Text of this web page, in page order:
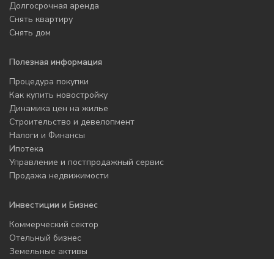
Долгосрочная аренда
Снять квартиру
Снять дом
Полезная информация
Процедура покупки
Как купить новостройку
Динамика цен на жилье
Строительство и девелопмент
Налоги и Финансы
Ипотека
Управление и постпродажный сервис
Продажа недвижимости
Инвестиции и Бизнес
Коммерческий сектор
Отельный бизнес
Земельные активы